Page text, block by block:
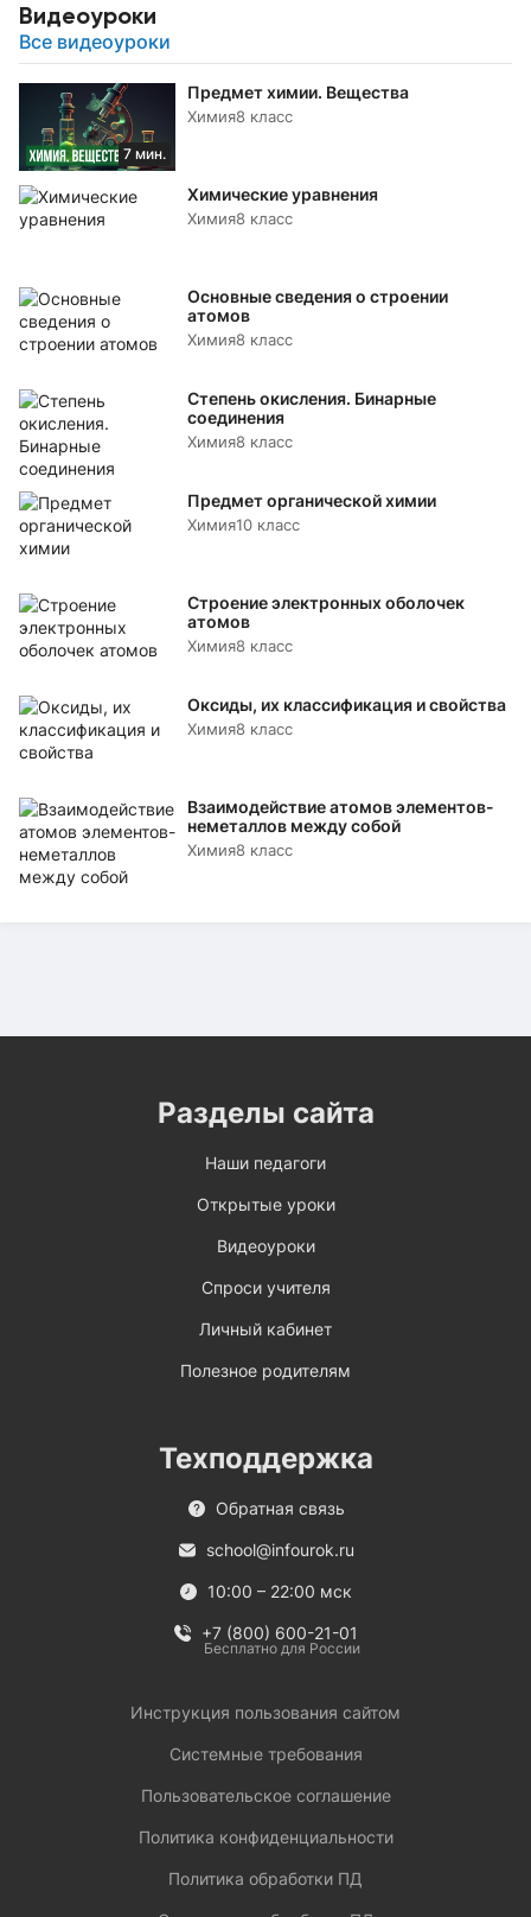
Видеоуроки
Все видеоуроки
7 мин.
Предмет химии. Вещества
Химия8 класс
Химические уравнения
Химия8 класс
Основные сведения о строении
атомов
Химия8 класс
Степень окисления. Бинарные
соединения
Химия8 класс
Предмет органической химии
Химия10 класс
Строение электронных оболочек
атомов
Химия8 класс
Оксиды, их классификация и свойства
Химия8 класс
Взаимодействие атомов элементов-
неметаллов между собой
Химия8 класс
Разделы сайта
Наши педагоги
Открытые уроки
Видеоуроки
Спроси учителя
Личный кабинет
Полезное родителям
Техподдержка
Обратная связь
school@infourok.ru
10:00 – 22:00 мск
+7 (800) 600-21-01
Бесплатно для России
Инструкция пользования сайтом
Системные требования
Пользовательское соглашение
Политика конфиденциальности
Политика обработки ПД